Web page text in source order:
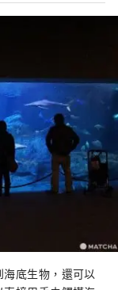
海底生物，還可以